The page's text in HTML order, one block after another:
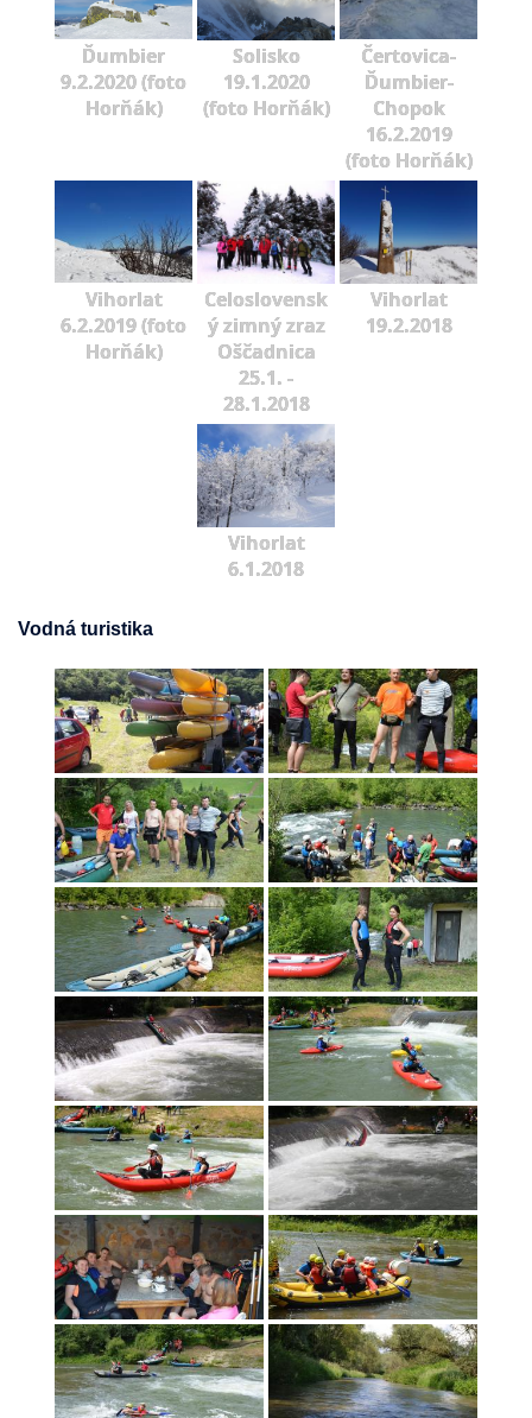
Ďumbier
9.2.2020 (foto
Horňák)
Solisko
19.1.2020
(foto Horňák)
Čertovica-
Ďumbier-
Chopok
16.2.2019
(foto Horňák)
Vihorlat
6.2.2019 (foto
Horňák)
Celoslovensk
ý zimný zraz
Oščadnica
25.1. -
28.1.2018
Vihorlat
19.2.2018
Vihorlat
6.1.2018
Vodná turistika